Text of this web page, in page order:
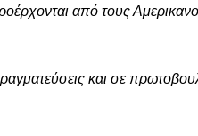
από τους
και σε